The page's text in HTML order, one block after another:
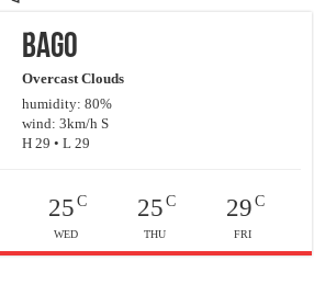
Bago
Overcast Clouds
humidity: 80%
wind: 3km/h S
H 29 • L 29
25 C
WED
25C
THU
29C
FRI